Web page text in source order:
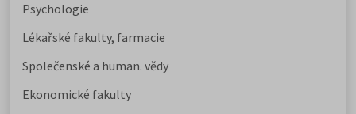
Psychologie
Lékařské fakulty, farmacie
Společenské a human. vědy
Ekonomické fakulty